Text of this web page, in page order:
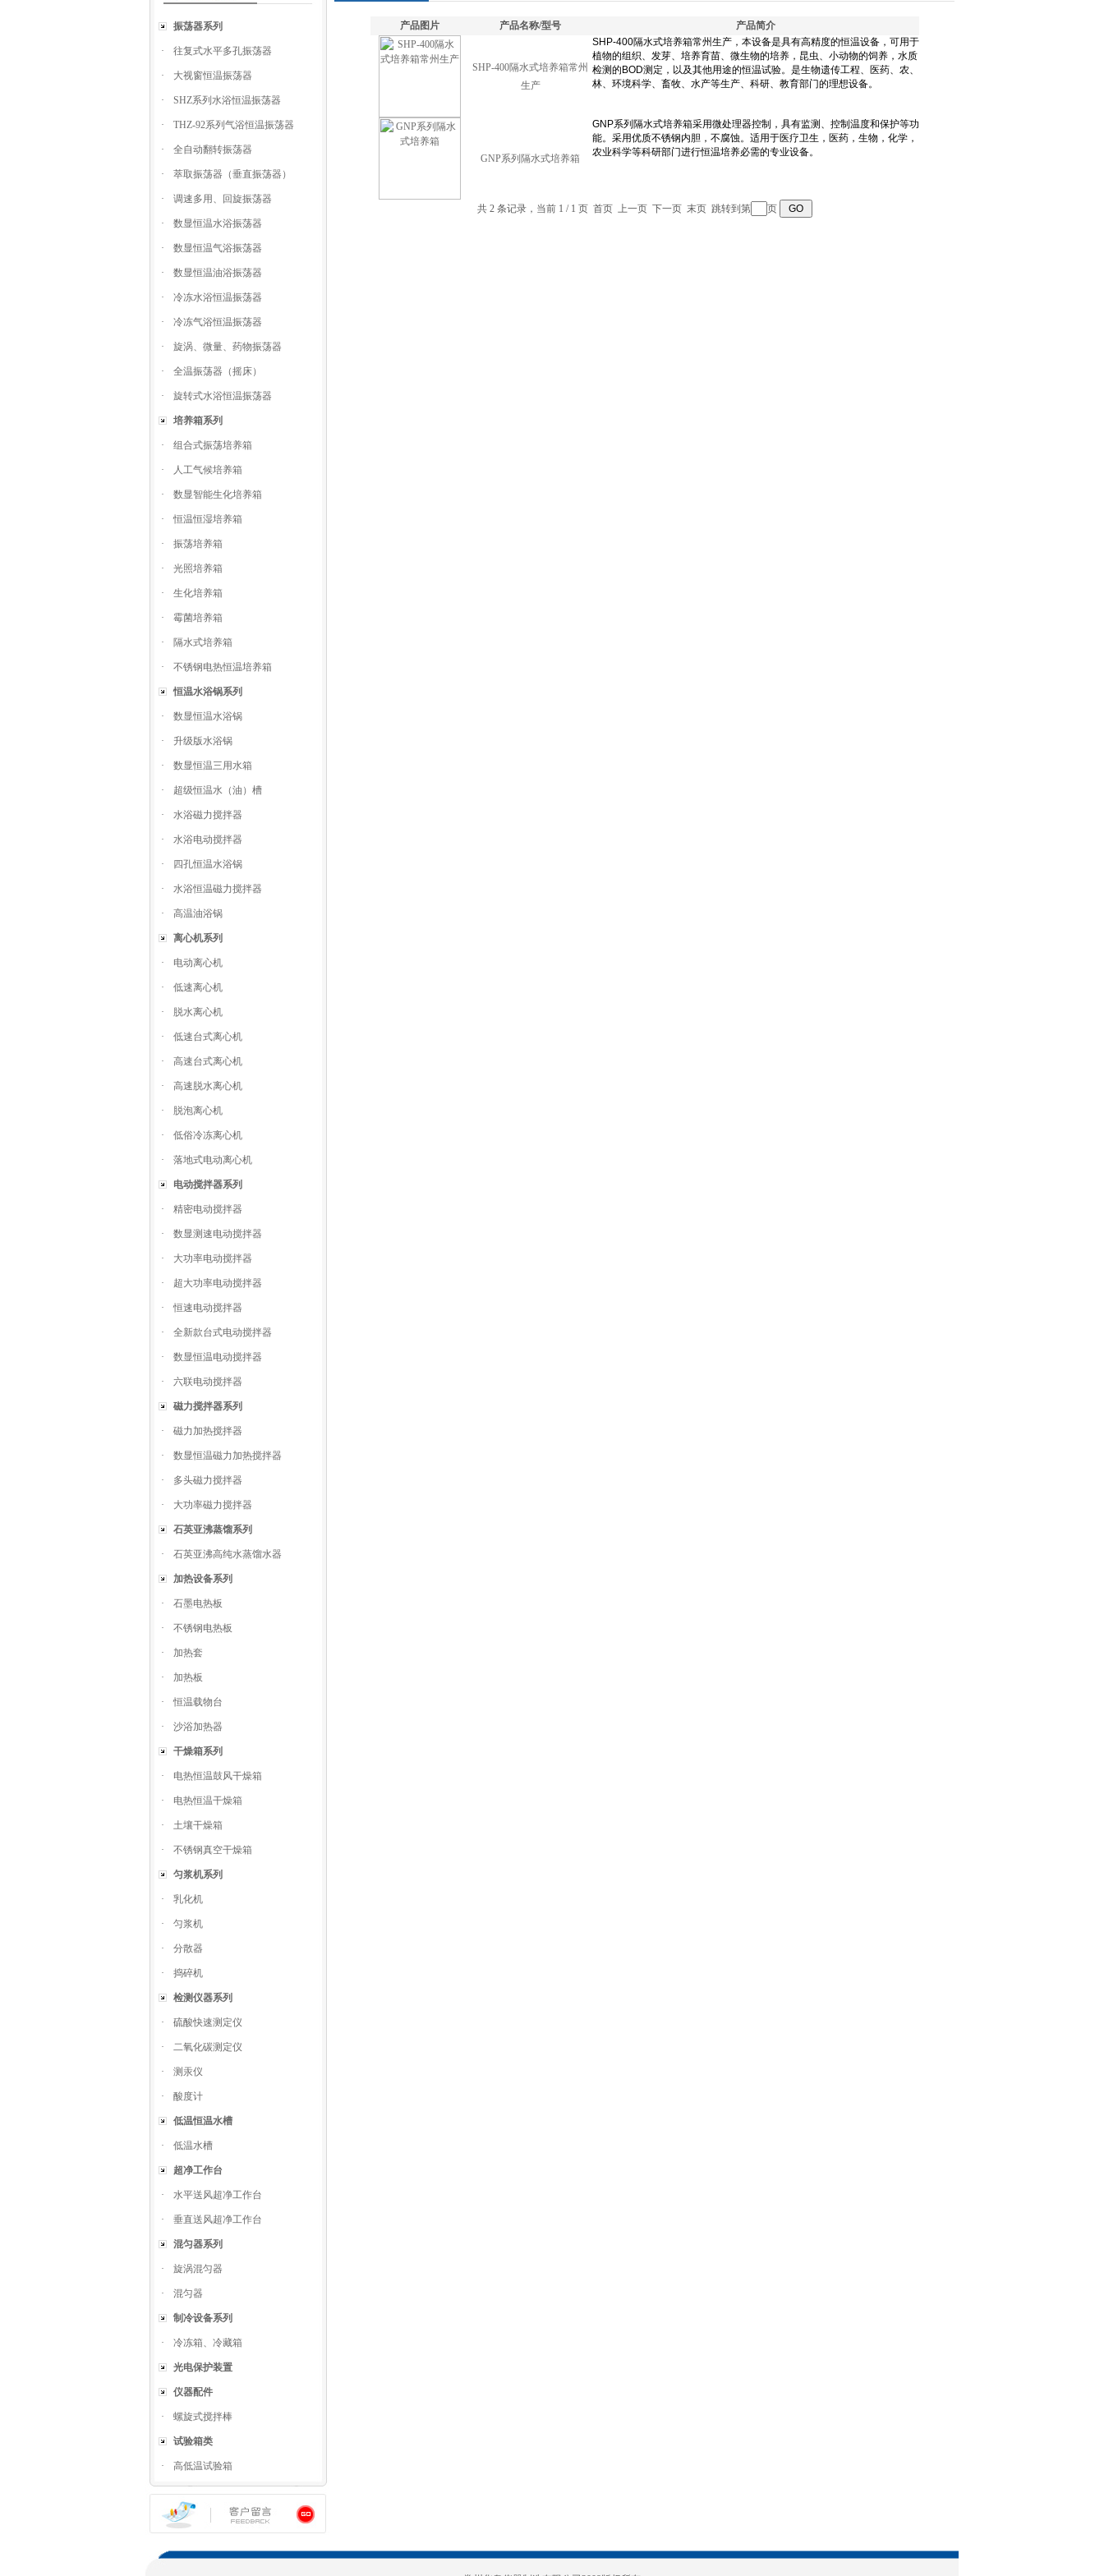
振荡器系列
· 往复式水平多孔振荡器
· 大视窗恒温振荡器
· SHZ系列水浴恒温振荡器
· THZ-92系列气浴恒温振荡器
· 全自动翻转振荡器
· 萃取振荡器（垂直振荡器）
· 调速多用、回旋振荡器
· 数显恒温水浴振荡器
· 数显恒温气浴振荡器
· 数显恒温油浴振荡器
· 冷冻水浴恒温振荡器
· 冷冻气浴恒温振荡器
· 旋涡、微量、药物振荡器
· 全温振荡器（摇床）
· 旋转式水浴恒温振荡器
培养箱系列
· 组合式振荡培养箱
· 人工气候培养箱
· 数显智能生化培养箱
· 恒温恒湿培养箱
· 振荡培养箱
· 光照培养箱
· 生化培养箱
· 霉菌培养箱
· 隔水式培养箱
· 不锈钢电热恒温培养箱
恒温水浴锅系列
· 数显恒温水浴锅
· 升级版水浴锅
· 数显恒温三用水箱
· 超级恒温水（油）槽
· 水浴磁力搅拌器
· 水浴电动搅拌器
· 四孔恒温水浴锅
· 水浴恒温磁力搅拌器
· 高温油浴锅
离心机系列
· 电动离心机
· 低速离心机
· 脱水离心机
· 低速台式离心机
· 高速台式离心机
· 高速脱水离心机
· 脱泡离心机
· 低俗冷冻离心机
· 落地式电动离心机
电动搅拌器系列
· 精密电动搅拌器
· 数显测速电动搅拌器
· 大功率电动搅拌器
· 超大功率电动搅拌器
· 恒速电动搅拌器
· 全新款台式电动搅拌器
· 数显恒温电动搅拌器
· 六联电动搅拌器
磁力搅拌器系列
· 磁力加热搅拌器
· 数显恒温磁力加热搅拌器
· 多头磁力搅拌器
· 大功率磁力搅拌器
石英亚沸蒸馏系列
· 石英亚沸高纯水蒸馏水器
加热设备系列
· 石墨电热板
· 不锈钢电热板
· 加热套
· 加热板
· 恒温载物台
· 沙浴加热器
干燥箱系列
· 电热恒温鼓风干燥箱
· 电热恒温干燥箱
· 土壤干燥箱
· 不锈钢真空干燥箱
匀浆机系列
· 乳化机
· 匀浆机
· 分散器
· 捣碎机
检测仪器系列
· 硫酸快速测定仪
· 二氧化碳测定仪
· 测汞仪
· 酸度计
低温恒温水槽
· 低温水槽
超净工作台
· 水平送风超净工作台
· 垂直送风超净工作台
混匀器系列
· 旋涡混匀器
· 混匀器
制冷设备系列
· 冷冻箱、冷藏箱
光电保护装置
仪器配件
· 螺旋式搅拌棒
试验箱类
· 高低温试验箱
产品图片 产品名称/型号 产品简介
SHP-400隔水式培养箱常州
生产
GNP系列隔水式培养箱
共 2 条记录，当前 1 / 1 页 首页 上一页 下一页 末页 跳转到第 页